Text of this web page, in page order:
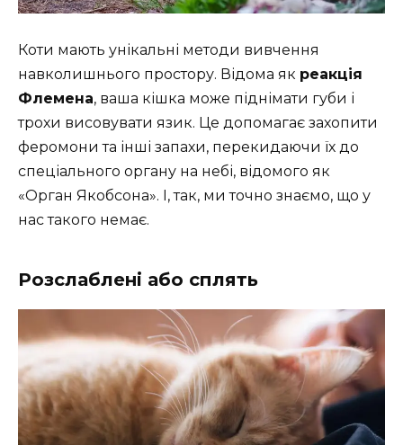
Коти мають унікальні методи вивчення
навколишнього простору. Відома як реакція
Флемена, ваша кішка може піднімати губи і
трохи висовувати язик. Це допомагає захопити
феромони та інші запахи, перекидаючи їх до
спеціального органу на небі, відомого як
«Орган Якобсона». І, так, ми точно знаємо, що у
нас такого немає.
Розслаблені або сплять